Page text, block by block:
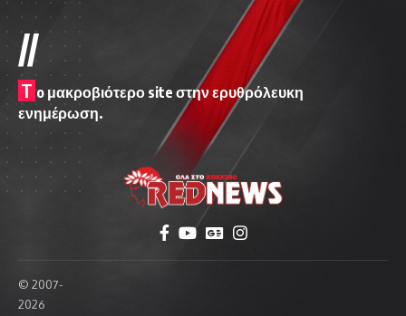
//
T o μακροβιότερο site στην ερυθρόλευκη
ενημέρωση.
© 2007-
2026